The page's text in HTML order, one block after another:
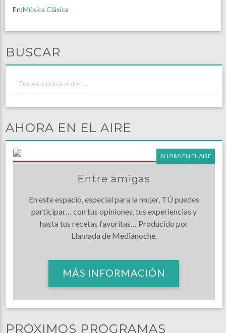
En:Música Clásica
BUSCAR
AHORA EN EL AIRE
AHORA EN EL AIRE
Entre amigas
En este espacio, especial para la mujer, TÚ puedes
participar… con tus opiniones, tus experiencias y
hasta tus recetas favoritas… Producido por
Llamada de Medianoche.
MÁS INFORMACIÓN
PRÓXIMOS PROGRAMAS